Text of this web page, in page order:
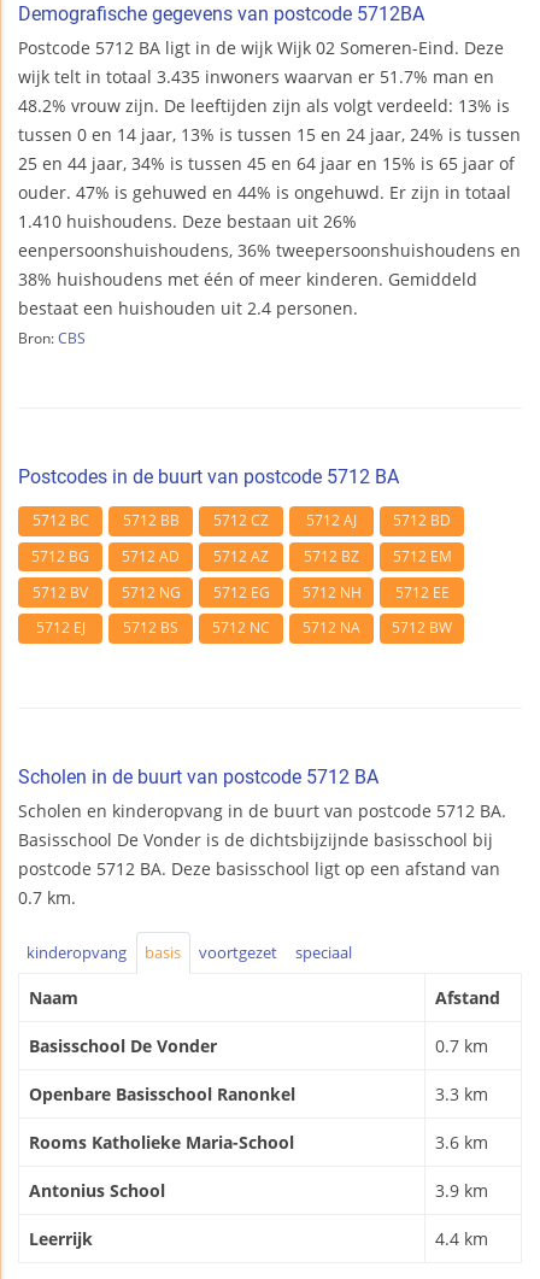
Demografische gegevens van postcode 5712BA
Postcode 5712 BA ligt in de wijk Wijk 02 Someren-Eind. Deze
wijk telt in totaal 3.435 inwoners waarvan er 51.7% man en
48.2% vrouw zijn. De leeftijden zijn als volgt verdeeld: 13% is
tussen 0 en 14 jaar, 13% is tussen 15 en 24 jaar, 24% is tussen
25 en 44 jaar, 34% is tussen 45 en 64 jaar en 15% is 65 jaar of
ouder. 47% is gehuwed en 44% is ongehuwd. Er zijn in totaal
1.410 huishoudens. Deze bestaan uit 26%
eenpersoonshuishoudens, 36% tweepersoonshuishoudens en
38% huishoudens met één of meer kinderen. Gemiddeld
bestaat een huishouden uit 2.4 personen.
Bron: CBS
Postcodes in de buurt van postcode 5712 BA
5712 BC 5712 BB 5712 CZ 5712 AJ
5712 BD
5712 BG
5712 AD 5712 AZ 5712 BZ
5712 EM
5712 BV
5712 NG 5712 EG 5712 NH
5712 EE
5712 EJ
5712 BS 5712 NC 5712 NA 5712 BW
Scholen in de buurt van postcode 5712 BA
Scholen en kinderopvang in de buurt van postcode 5712 BA.
Basisschool De Vonder is de dichtsbijzijnde basisschool bij
postcode 5712 BA. Deze basisschool ligt op een afstand van
0.7 km.
kinderopvang basis voortgezet speciaal
Naam Afstand
Basisschool De Vonder 0.7 km
Openbare Basisschool Ranonkel 3.3 km
Rooms Katholieke Maria-School 3.6 km
Antonius School 3.9 km
Leerrijk 4.4 km